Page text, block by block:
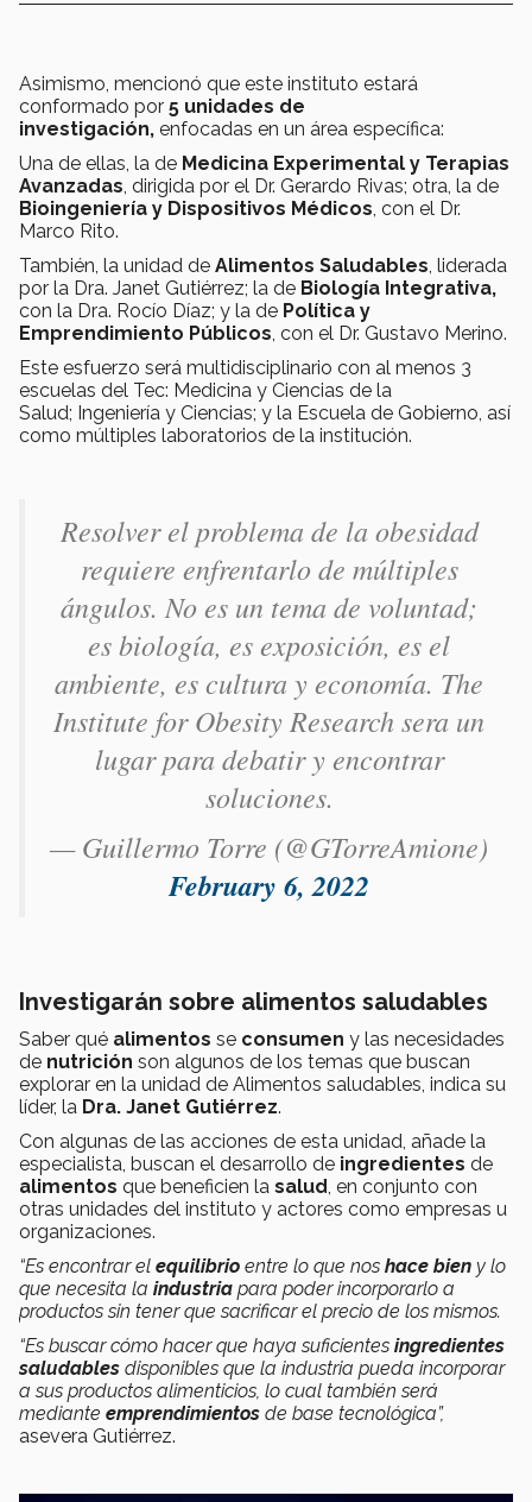
Asimismo, mencionó que este instituto estará
conformado por 5 unidades de
investigación, enfocadas en un área específica:
Una de ellas, la de Medicina Experimental y Terapias
Avanzadas, dirigida por el Dr. Gerardo Rivas; otra, la de
Bioingeniería y Dispositivos Médicos, con el Dr.
Marco Rito.
También, la unidad de Alimentos Saludables, liderada
por la Dra. Janet Gutiérrez; la de Biología Integrativa,
con la Dra. Rocío Díaz; y la de Política y
Emprendimiento Públicos, con el Dr. Gustavo Merino.
Este esfuerzo será multidisciplinario con al menos 3
escuelas del Tec: Medicina y Ciencias de la
Salud; Ingeniería y Ciencias; y la Escuela de Gobierno, así
como múltiples laboratorios de la institución.
Resolver el problema de la obesidad
requiere enfrentarlo de múltiples
ángulos. No es un tema de voluntad;
es biología, es exposición, es el
ambiente, es cultura y economía. The
Institute for Obesity Research sera un
lugar para debatir y encontrar
soluciones.
— Guillermo Torre (@GTorreAmione)
February 6, 2022
Investigarán sobre alimentos saludables
Saber qué alimentos se consumen y las necesidades
de nutrición son algunos de los temas que buscan
explorar en la unidad de Alimentos saludables, indica su
líder, la Dra. Janet Gutiérrez.
Con algunas de las acciones de esta unidad, añade la
especialista, buscan el desarrollo de ingredientes de
alimentos que beneficien la salud, en conjunto con
otras unidades del instituto y actores como empresas u
organizaciones.
“Es encontrar el equilibrio entre lo que nos hace bien y lo
que necesita la industria para poder incorporarlo a
productos sin tener que sacrificar el precio de los mismos.
“Es buscar cómo hacer que haya suficientes ingredientes
saludables disponibles que la industria pueda incorporar
a sus productos alimenticios, lo cual también será
mediante emprendimientos de base tecnológica”,
asevera Gutiérrez.